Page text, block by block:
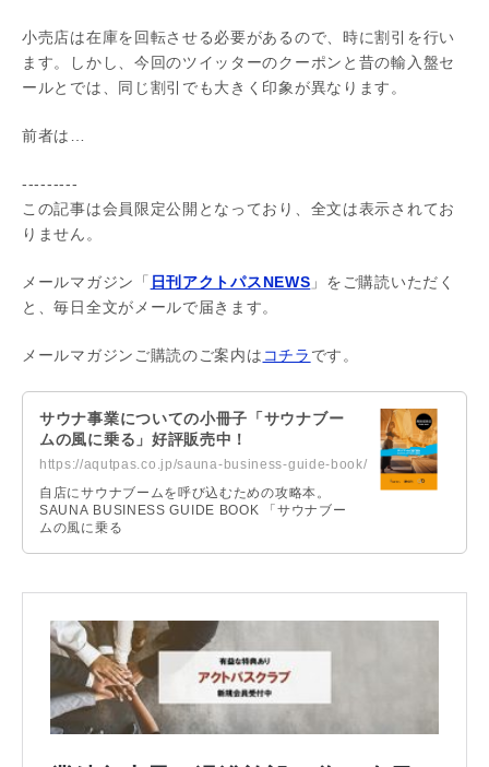
小売店は在庫を回転させる必要があるので、時に割引を行い
ます。しかし、今回のツイッターのクーポンと昔の輸入盤セ
ールとでは、同じ割引でも大きく印象が異なります。
前者は…
---------
この記事は会員限定公開となっており、全文は表示されてお
りません。
メールマガジン「 日刊アクトパスNEWS 」をご購読いただく
と、毎日全文がメールで届きます。
メールマガジンご購読のご案内は コチラ です。
サウナ事業についての小冊子「サウナブー
ムの風に乗る」好評販売中！
https://aqutpas.co.jp/sauna-business-guide-book/
自店にサウナブームを呼び込むための攻略本。
SAUNA BUSINESS GUIDE BOOK 「サウナブー
ムの風に乗る